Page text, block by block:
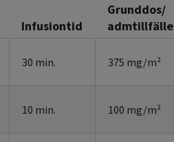
Infusiontid
Grunddos/
admtillfälle
30 min. 375 mg/m²
10 min. 100 mg/m²